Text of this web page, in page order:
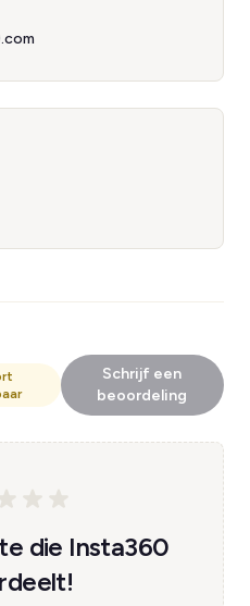
Schrijf een
beoordeling
die Insta360